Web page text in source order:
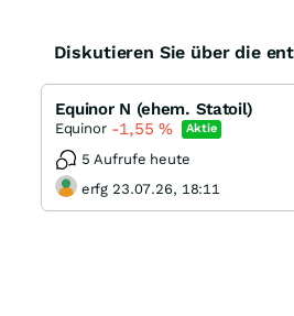
Diskutieren Sie über die
Equinor N (ehem. Statoil)
Equinor -1,55 % Aktie
5 Aufrufe heute
erfg 23.07.26, 18:11